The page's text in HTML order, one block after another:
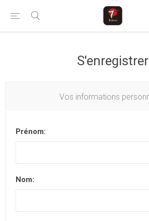
S'enregistrer
Vos informations
Prénom:
Nom: